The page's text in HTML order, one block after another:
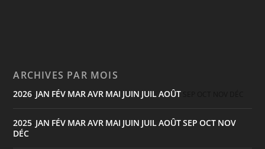
ARCHIVES PAR MOIS
2026 JAN FÉV MARAVR MAI JUIN JUILAOÛT
2025 JAN FÉV MARAVR MAI JUIN JUILAOÛTSEP OCT NOV
DÉC